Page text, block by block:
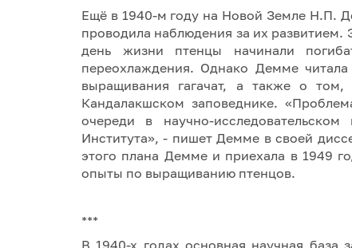
Ещё в 1940-м году на Новой Земле Н.П.
проводила наблюдения за их
день жизни птенцы начинали
переохлаждения. Однако Демме
выращивания гагачат, а также о
Кандалакшском заповеднике.
очереди в научно-исследовательском
Института», - пишет Демме в своей
этого плана Демме и приехала в 1949
опыты по выращиванию птенцов.
***
В 1940-х годах основная научная база